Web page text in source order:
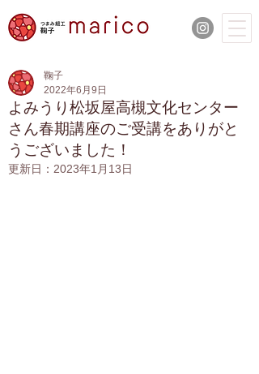
よみうり松坂屋高槻文化センター
さん春期講座のご受講をありがと
うございました！
鞠子
2022年6月9日
更新日： 2023年1月13日